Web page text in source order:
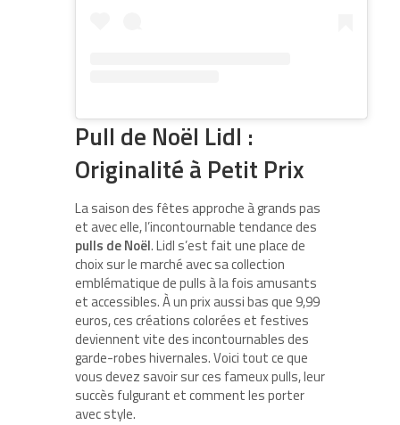
Pull de Noël Lidl :
Originalité à Petit Prix
La saison des fêtes approche à grands pas
et avec elle, l’incontournable tendance des
pulls de Noël. Lidl s’est fait une place de
choix sur le marché avec sa collection
emblématique de pulls à la fois amusants
et accessibles. À un prix aussi bas que 9,99
euros, ces créations colorées et festives
deviennent vite des incontournables des
garde-robes hivernales. Voici tout ce que
vous devez savoir sur ces fameux pulls, leur
succès fulgurant et comment les porter
avec style.